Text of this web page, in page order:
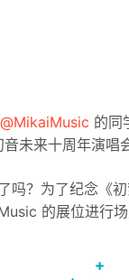
@MikaiMusic 的同
音未来十周年演
吗？为了纪念《
的展位进行场